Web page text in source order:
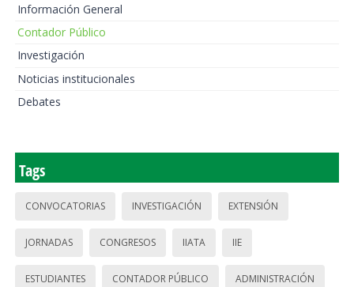
Información General
Contador Público
Investigación
Noticias institucionales
Debates
Tags
CONVOCATORIAS INVESTIGACIÓN EXTENSIÓN
JORNADAS CONGRESOS IIATA IIE
ESTUDIANTES CONTADOR PÚBLICO ADMINISTRACIÓN